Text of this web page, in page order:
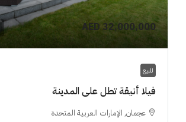
AED 32,000,000
للبيع
فيلا أنيقة تطل على المدينة
عجمان, الإمارات العربية المتحدة